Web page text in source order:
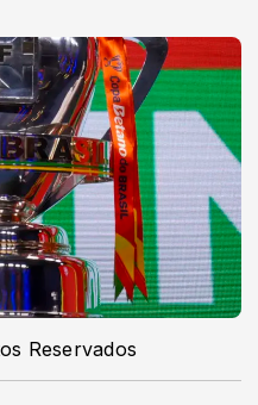
Reservados